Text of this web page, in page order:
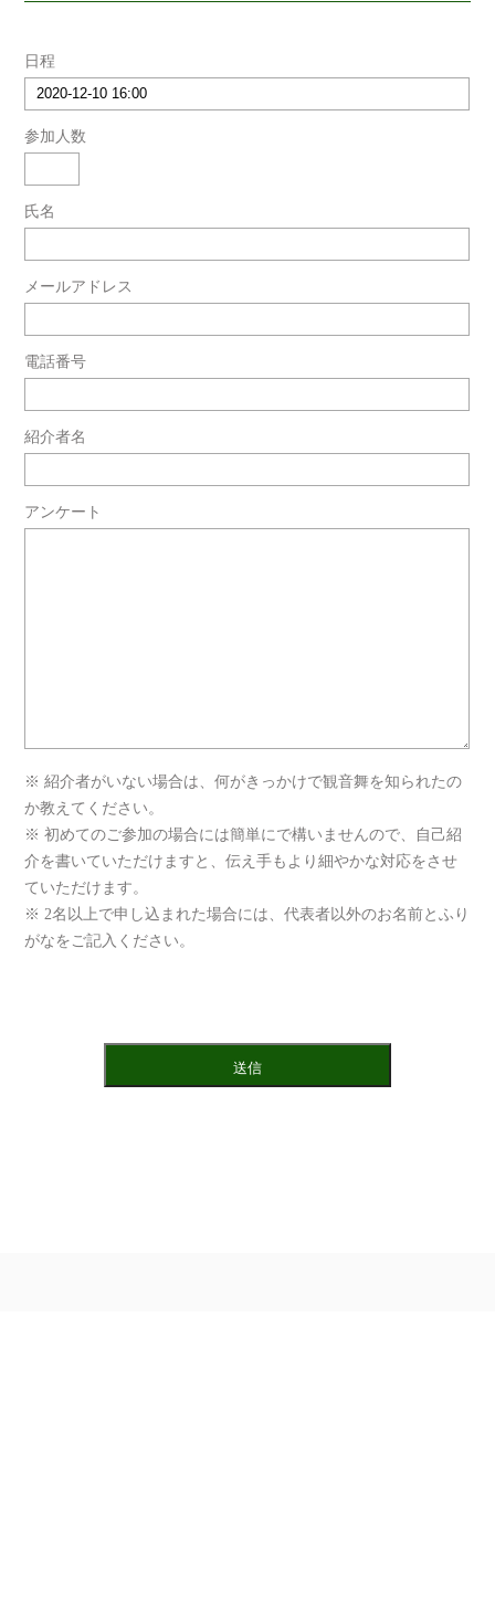
日程
参加人数
氏名
メールアドレス
電話番号
紹介者名
アンケート
※ 紹介者がいない場合は、何がきっかけで観音舞を知られたの
か教えてください。
※ 初めてのご参加の場合には簡単にで構いませんので、自己紹
介を書いていただけますと、伝え手もより細やかな対応をさせ
ていただけます。
※ 2名以上で申し込まれた場合には、代表者以外のお名前とふり
がなをご記入ください。